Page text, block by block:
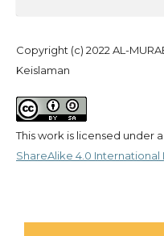
Copyright (c) 2022 AL-
Keislaman
This work is licensed under a
ShareAlike 4.0 International